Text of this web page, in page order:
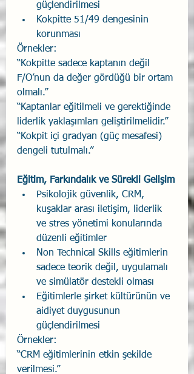
güçlendirilmesi
Kokpitte 51/49 dengesinin
korunması
Örnekler:
“Kokpitte sadece kaptanın değil
F/O’nun da değer gördüğü bir ortam
olmalı.”
“Kaptanlar eğitilmeli ve gerektiğinde
liderlik yaklaşımları geliştirilmelidir.”
“Kokpit içi gradyan (güç mesafesi)
dengeli tutulmalı.”
Eğitim, Farkındalık ve Sürekli Gelişim
Psikolojik güvenlik, CRM,
kuşaklar arası iletişim, liderlik
ve stres yönetimi konularında
düzenli eğitimler
Non Technical Skills eğitimlerin
sadece teorik değil, uygulamalı
ve simülatör destekli olması
Eğitimlerle şirket kültürünün ve
aidiyet duygusunun
güçlendirilmesi
Örnekler:
“CRM eğitimlerinin etkin şekilde
verilmesi.”